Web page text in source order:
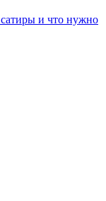
и что нужно